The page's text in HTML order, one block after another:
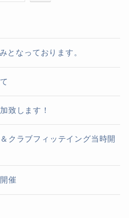
となっております。
致します！
クラブフィッテイング当時開
催